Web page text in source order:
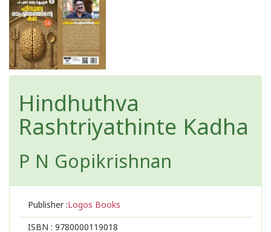
Hindhuthva
Rashtriyathinte Kadha
P N Gopikrishnan
Publisher :Logos Books
ISBN : 9780000119018